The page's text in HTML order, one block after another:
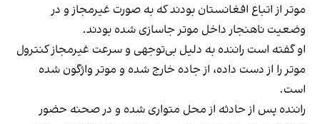
موتر از اتباع افغانستان بودند که به صورت غیرمجاز و در
وضعیت ناهنجار داخل موتر جاسازی شده بودند.
او گفته است راننده به دلیل بی‌توجهی و سرعت غیرمجاز کنترول
موتر را از دست داده، از جاده خارج شده و موتر واژگون شده
است.
راننده پس از حادثه از محل متواری شده و در صحنه حضور